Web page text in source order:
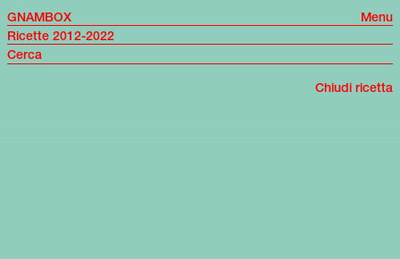
GNAMBOX
Menu
Ricette 2012-2022
Chiudi ricetta